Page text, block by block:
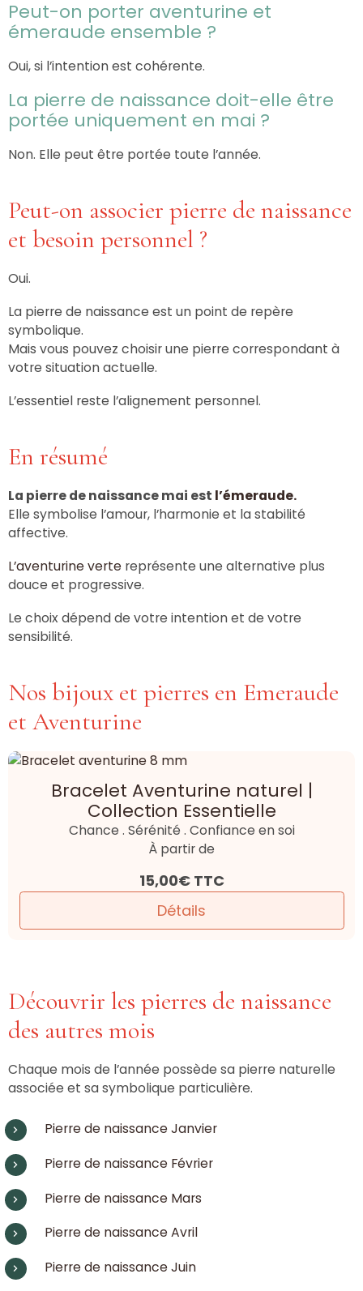
Peut-on porter aventurine et
émeraude ensemble ?
Oui, si l’intention est cohérente.
La pierre de naissance doit-elle être
portée uniquement en mai ?
Non. Elle peut être portée toute l’année.
Peut-on associer pierre de naissance
et besoin personnel ?
Oui.
La pierre de naissance est un point de repère
symbolique.
Mais vous pouvez choisir une pierre correspondant à
votre situation actuelle.
L’essentiel reste l’alignement personnel.
En résumé
La pierre de naissance mai est l’émeraude.
Elle symbolise l’amour, l’harmonie et la stabilité
affective.
L’aventurine verte représente une alternative plus
douce et progressive.
Le choix dépend de votre intention et de votre
sensibilité.
Nos bijoux et pierres en Emeraude
et Aventurine
Bracelet Aventurine naturel |
Collection Essentielle
Chance . Sérénité . Confiance en soi
À partir de
15,00€ TTC
Détails
Découvrir les pierres de naissance
des autres mois
Chaque mois de l’année possède sa pierre naturelle
associée et sa symbolique particulière.
Pierre de naissance Janvier
Pierre de naissance Février
Pierre de naissance Mars
Pierre de naissance Avril
Pierre de naissance Juin